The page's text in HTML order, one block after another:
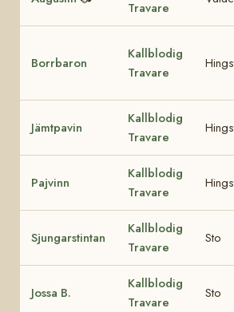
Travare
Borrbaron
Kallblodig
Travare
Jämtpavin
Kallblodig
Travare
Pajvinn
Kallblodig
Travare
Sjungarstintan
Kallblodig
Travare
Sto
Jossa B.
Kallblodig
Travare
Sto